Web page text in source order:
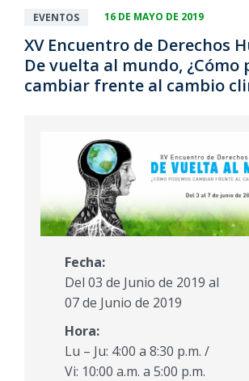
EVENTOS 16 DE MAYO DE 2019
XV Encuentro de Derechos
De vuelta al mundo, ¿Cómo
cambiar frente al cambio
Fecha:
Del 03 de Junio de 2019 al
07 de Junio de 2019
Hora:
Lu – Ju: 4:00 a 8:30 p.m. /
Vi: 10:00 a.m. a 5:00 p.m.